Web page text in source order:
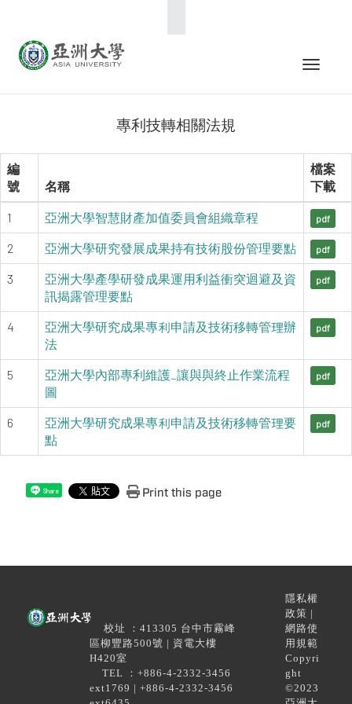
Toggle
專利技轉相關法規
編
號
名稱
檔案
下載
1 亞洲大學智慧財產加值委員會組織章程 pdf
2 亞洲大學研究發展成果持有技術股份管理要點 pdf
3
亞洲大學產學研發成果運用利益衝突迴避及資
訊揭露管理要點
pdf
4
亞洲大學研究成果專利申請及技術移轉管理辦
法
pdf
5
亞洲大學內部專利維護_讓與與終止作業流程
圖
pdf
6
亞洲大學研究成果專利申請及技術移轉管理要
點
pdf
Share Print this page
校址 ：413305 台中市霧峰
區柳豐路500號 | 資電大樓
H420室
TEL ：+886-4-2332-3456
ext1769 | +886-4-2332-3456
隱私權
政策 |
網路使
用規範
Copyri
ght
©2023